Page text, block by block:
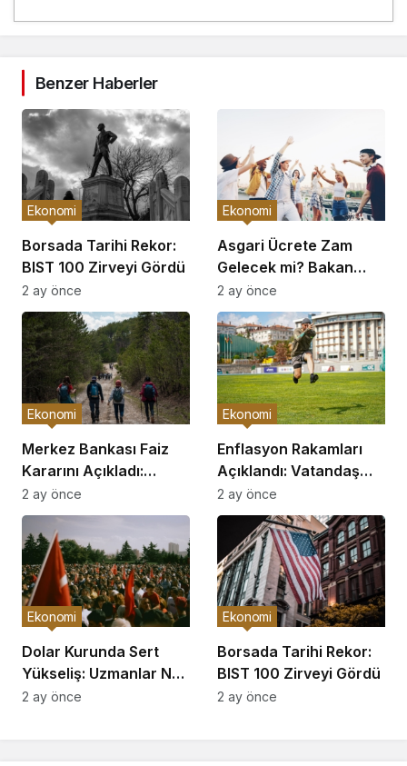
Benzer Haberler
Borsada Tarihi Rekor:
BIST 100 Zirveyi Gördü
Ekonomi
2 ay önce
Asgari Ücrete Zam
Gelecek mi? Bakan
Açıkladı
Ekonomi
2 ay önce
Merkez Bankası Faiz
Kararını Açıkladı:
Piyasalar Hareketlendi
Ekonomi
2 ay önce
Enflasyon Rakamları
Açıklandı: Vatandaş
Nasıl Etkilenecek?
Ekonomi
2 ay önce
Dolar Kurunda Sert
Yükseliş: Uzmanlar Ne
Diyor?
Ekonomi
2 ay önce
Borsada Tarihi Rekor:
BIST 100 Zirveyi Gördü
Ekonomi
2 ay önce